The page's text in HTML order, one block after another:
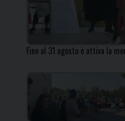
Fino al 31 agosto è attiva la